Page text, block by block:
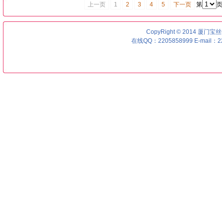
上一页 1 2 3 4 5 下一页 第
CopyRight © 2014 厦门宝
在线QQ：2205858999 E-mail：